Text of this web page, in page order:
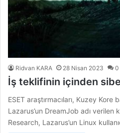
Ridvan KARA 28 Nisan 2023 0
İş teklifinin içinden siber
ESET araştırmacıları, Kuzey Kore
Lazarus’un DreamJob adı verilen
Research, Lazarus’un Linux